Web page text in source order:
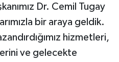
Dr. Cemil Tugay
bir araya geldik.
hizmetleri,
ve gelecekte